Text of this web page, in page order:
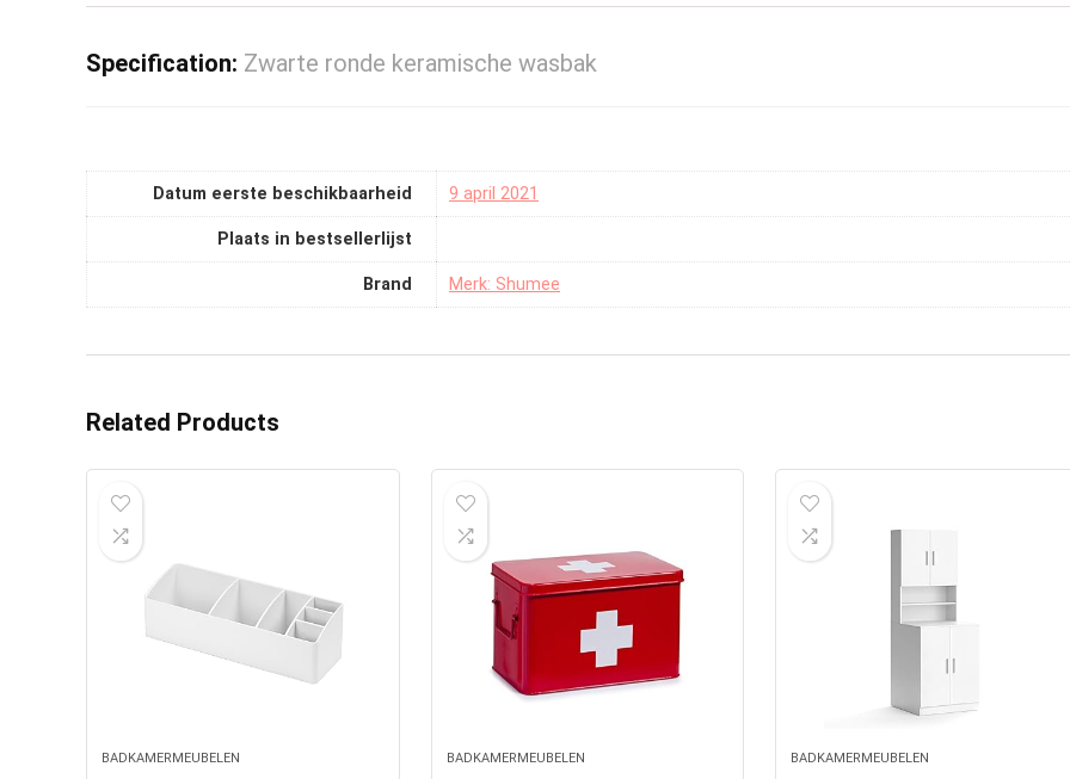
Specification: Zwarte ronde keramische wasbak
Datum eerste beschikbaarheid 9 april 2021
Plaats in bestsellerlijst
Brand Merk: Shumee
Related Products
BADKAMERMEUBELEN BADKAMERMEUBELEN BADKAMERMEUBELEN